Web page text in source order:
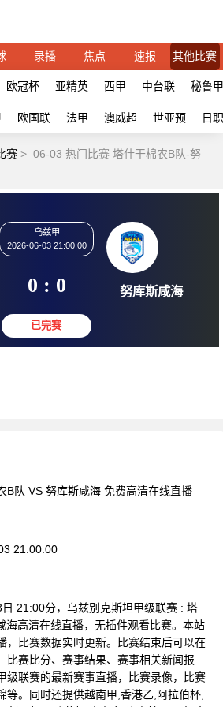
录播 焦点 速报 其他比赛
欧冠杯 亚精英 西甲 中台联 秘鲁甲
欧国联 法甲 澳威超 世亚预 日
赛 > 06-03 热门比赛 塔什干棉农B队-努
2026-06-03 21:00:00
0 : 0
B队 VS 努库斯咸海 免费高清在线直播
21:00:00
21:00分，乌兹别克斯坦甲级联赛 : 塔
海高清在线直播，无插件观看比赛。本站
，比赛数据实时更新。比赛结束后可以在
比赛比分、赛事结果、赛事相关新闻报
级联赛的最新赛事直播，比赛录像，比赛
等。同时还提供越南甲,香港乙,阿拉伯杯,